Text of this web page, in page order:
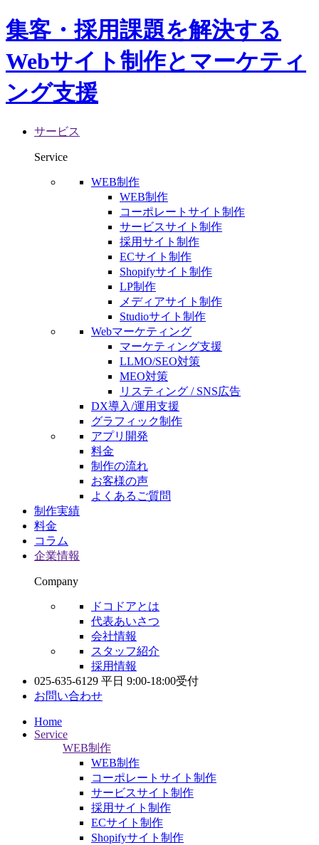
集客・採用課題を解決する
Webサイト制作とマーケティ
ング支援
サービス
Service
WEB制作
WEB制作
コーポレートサイト制作
サービスサイト制作
採用サイト制作
ECサイト制作
Shopifyサイト制作
LP制作
メディアサイト制作
Studioサイト制作
Webマーケティング
マーケティング支援
LLMO/SEO対策
MEO対策
リスティング / SNS広告
DX導入/運用支援
グラフィック制作
アプリ開発
料金
制作の流れ
お客様の声
よくあるご質問
制作実績
料金
コラム
企業情報
Company
ドコドアとは
代表あいさつ
会社情報
スタッフ紹介
採用情報
025-635-6129 平日 9:00-18:00受付
お問い合わせ
Home
Service
WEB制作
WEB制作
コーポレートサイト制作
サービスサイト制作
採用サイト制作
ECサイト制作
Shopifyサイト制作